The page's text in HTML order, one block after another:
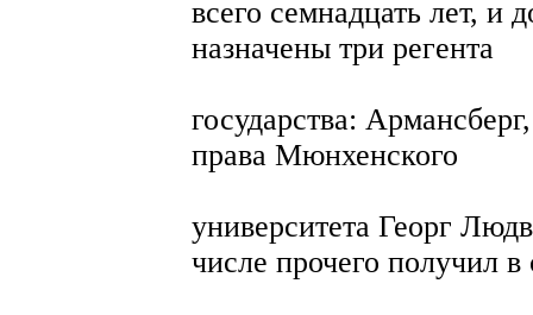
всего семнадцать лет, и
назначены три регента
государства:
права Мюнхенского
университета Георг
числе прочего получил в